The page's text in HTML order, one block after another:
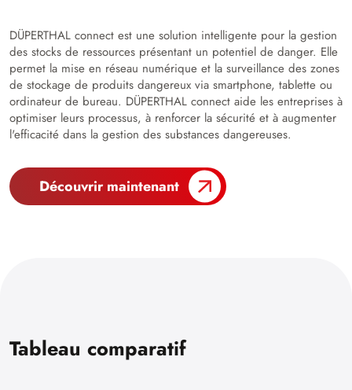
DÜPERTHAL connect est une solution intelligente pour la gestion
des stocks de ressources présentant un potentiel de danger. Elle
permet la mise en réseau numérique et la surveillance des zones
de stockage de produits dangereux via smartphone, tablette ou
ordinateur de bureau. DÜPERTHAL connect aide les entreprises à
optimiser leurs processus, à renforcer la sécurité et à augmenter
l'efficacité dans la gestion des substances dangereuses.
Découvrir maintenant
Tableau comparatif